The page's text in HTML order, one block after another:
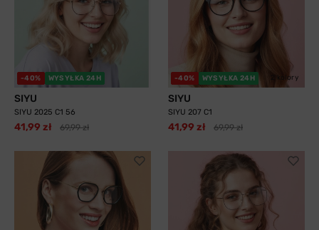
-40% WYSYŁKA 24H
SIYU
SIYU 2025 C1 56
41,99 zł 69,99 zł
-40% WYSYŁKA 24H 2 kolory
SIYU
SIYU 207 C1
41,99 zł 69,99 zł